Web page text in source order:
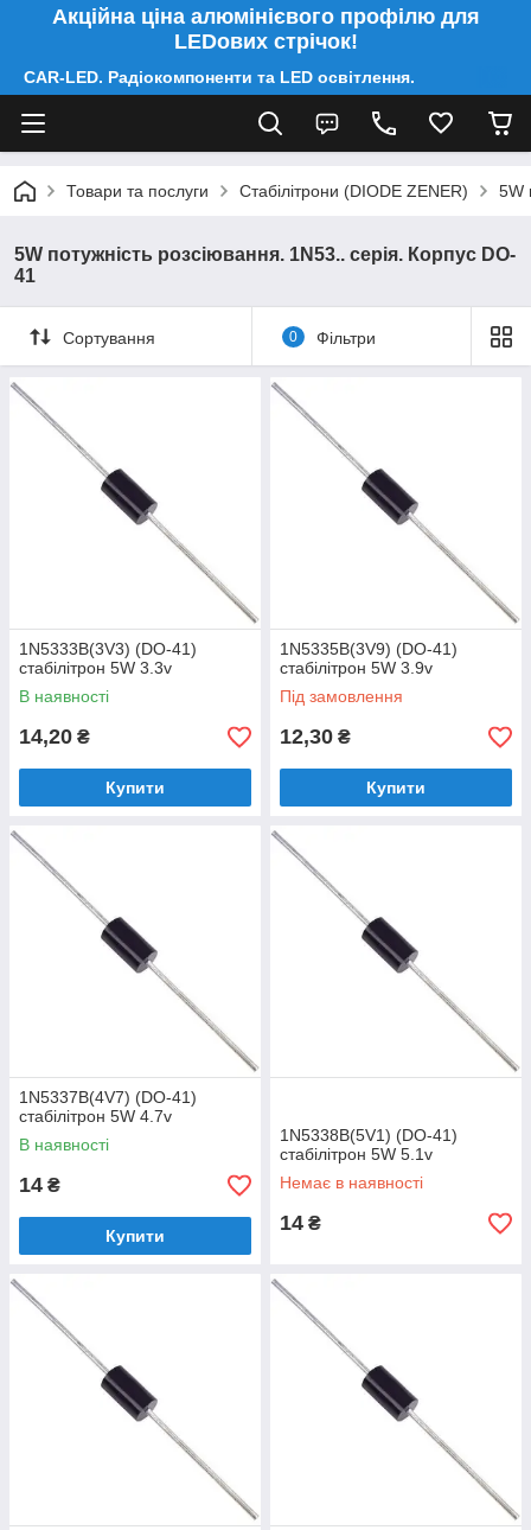
Акційна ціна алюмінієвого профілю для
LEDових стрічок!
CAR-LED. Радіокомпоненти та LED освітлення.
Товари та послуги Стабілітрони (DIODE ZENER) 5W
5W потужність розсіювання. 1N53.. серія. Корпус DO-
41
Сортування 0 Фільтри
1N5333B(3V3) (DO-41)
стабілітрон 5W 3.3v
В наявності
14,20 ₴
Купити
1N5335B(3V9) (DO-41)
стабілітрон 5W 3.9v
Під замовлення
12,30 ₴
Купити
1N5337B(4V7) (DO-41)
стабілітрон 5W 4.7v
В наявності
14 ₴
Купити
1N5338B(5V1) (DO-41)
стабілітрон 5W 5.1v
Немає в наявності
14 ₴